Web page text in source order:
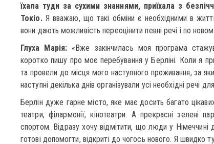
їхала туди за сухими знаннями, приїхала з
Токіо.Я вважаю, що такі обміни є необхідними в
вони дають можливість переоцінити певні речі і по
Глуха Марія: «Вже закінчилась моя програма
коротко пишу про моє перебування у Берліні. Коли я
та провели до місця мого наступного проживання, за
наступні декілька днів організували усі необхідні речі
Берлін дуже гарне місто, яке має досить багато
театри, філармонії, кінотеатри. А прекрасні зелені
спортом. Відразу хочу відмітити, що люди у Німеччині
готові допомогти, відкриті до чогось нового. Я швидко